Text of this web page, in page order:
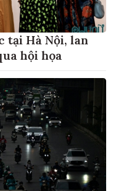
tại Hà Nội, lan
hội họa